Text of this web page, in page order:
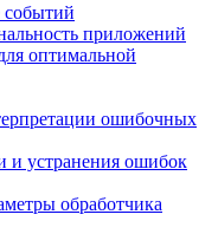
событий
приложений
оптимальной
ошибочных
и устранения ошибок
обработчика